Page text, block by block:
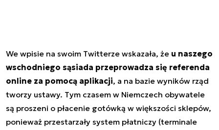
We wpisie na swoim Twitterze wskazała, że u naszego
wschodniego sąsiada przeprowadza się referenda
online za pomocą aplikacji, a na bazie wyników rząd
tworzy ustawy. Tym czasem w Niemczech obywatele
są proszeni o płacenie gotówką w większości sklepów,
ponieważ przestarzały system płatniczy (terminale